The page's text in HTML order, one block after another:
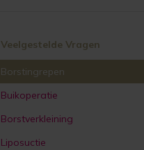
Veelgestelde Vragen
Borstingrepen
Buikoperatie
Borstverkleining
Liposuctie